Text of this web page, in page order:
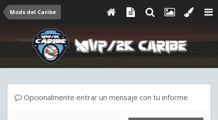
Mods del Caribe
Opcionalmente entrar un mensaje con tu informe